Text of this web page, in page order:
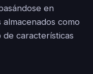
en
como
características